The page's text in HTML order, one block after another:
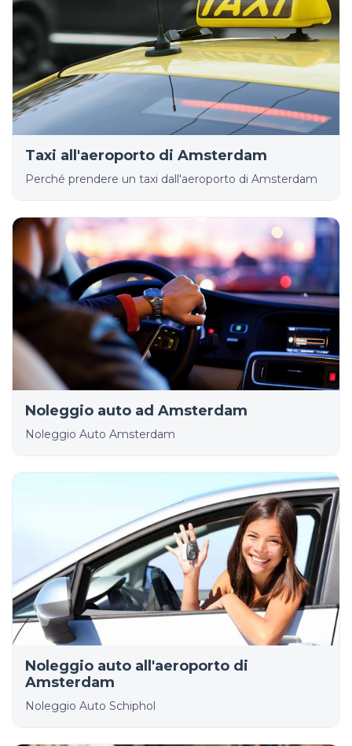
Taxi all'aeroporto di Amsterdam
Perché prendere un taxi dall'aeroporto di Amsterdam
Noleggio auto ad Amsterdam
Noleggio Auto Amsterdam
Noleggio auto all'aeroporto di
Amsterdam
Noleggio Auto Schiphol